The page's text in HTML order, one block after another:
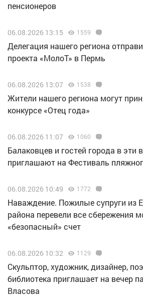
пенсионеров
06.08.2026 13:15 1559
Делегация нашего региона
проекта «МолоТ» в Пермь
06.08.2026 13:07 1538
Жители нашего региона могут
конкурсе «Отец года»
06.08.2026 11:07 1060
Балаковцев и гостей города в эти
приглашают на Фестиваль
06.08.2026 10:49 1772
Наваждение. Пожилые супруги из
района перевели все сбережения
«безопасный» счет
06.08.2026 10:32 1129
Скульптор, художник, дизайнер,
библиотека приглашает на вечер
Власова